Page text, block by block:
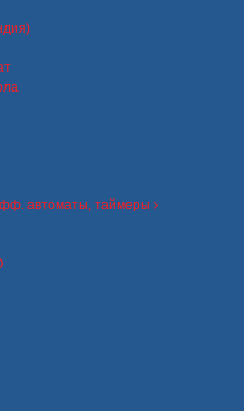
автоматы, таймеры